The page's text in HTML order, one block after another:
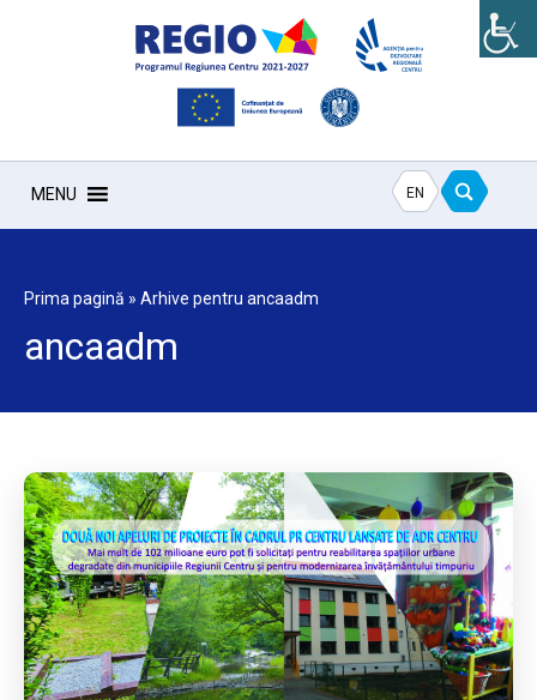
MENU EN
Prima pagină » Arhive pentru ancaadm
ancaadm